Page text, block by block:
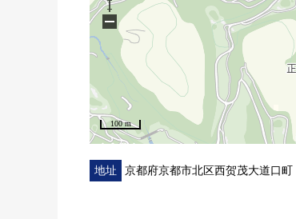
100 m
−
地址 京都府京都市北区西贺茂大道口町